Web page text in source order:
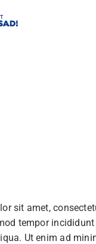
Kontakt
sit amet,
tempor
Ut enim ad